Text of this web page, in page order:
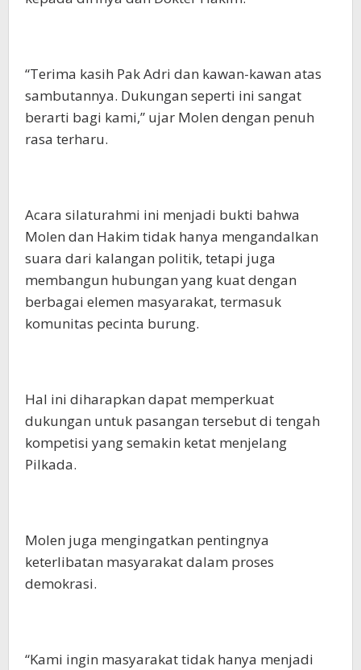
“Terima kasih Pak Adri dan kawan-kawan atas
sambutannya. Dukungan seperti ini sangat
berarti bagi kami,” ujar Molen dengan penuh
rasa terharu.
Acara silaturahmi ini menjadi bukti bahwa
Molen dan Hakim tidak hanya mengandalkan
suara dari kalangan politik, tetapi juga
membangun hubungan yang kuat dengan
berbagai elemen masyarakat, termasuk
komunitas pecinta burung.
Hal ini diharapkan dapat memperkuat
dukungan untuk pasangan tersebut di tengah
kompetisi yang semakin ketat menjelang
Pilkada.
Molen juga mengingatkan pentingnya
keterlibatan masyarakat dalam proses
demokrasi.
“Kami ingin masyarakat tidak hanya menjadi